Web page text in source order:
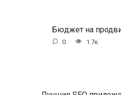
Бюджет на
0 1.7к.